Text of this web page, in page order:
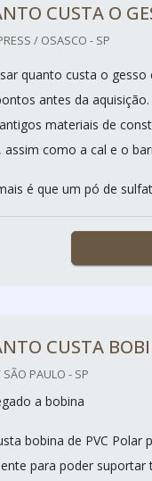
CUSTA O
/ OSASCO - SP
quanto custa o
antes da
materiais de
assim como a cal e o
é que um pó de
CUSTA
SÃO PAULO - SP
a bobina
bobina de PVC Polar
para poder suportar